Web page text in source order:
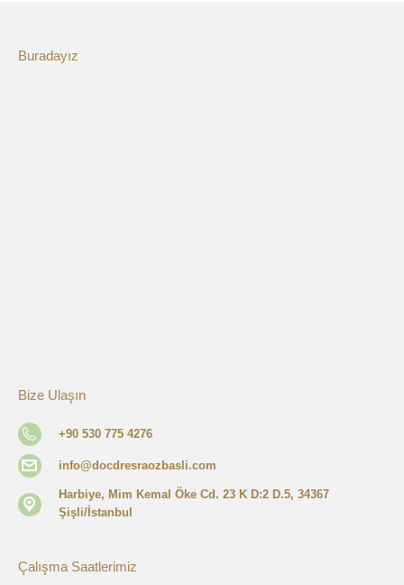
Buradayız
Bize Ulaşın
+90 530 775 4276
info@docdresraozbasli.com
Harbiye, Mim Kemal Öke Cd. 23 K D:2 D.5, 34367
Şişli/İstanbul
Çalışma Saatlerimiz